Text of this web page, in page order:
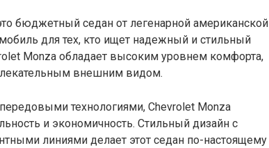
бюджетный седан от легенарной американской
для тех, кто ищет надежный и стильный
Monza обладает высоким уровнем комфорта,
внешним видом.
технологиями, Chevrolet Monza
и экономичность. Стильный дизайн с
линиями делает этот седан по-настоящему